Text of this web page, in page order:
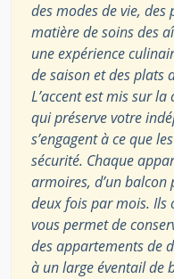
des modes de vie, des
matière de soins des
une expérience
de saison et des plats
L’accent est mis sur
qui préserve votre
s’engagent à ce que
sécurité. Chaque
armoires, d’un balcon
deux fois par mois.
vous permet de
des appartements de
à un large éventail de